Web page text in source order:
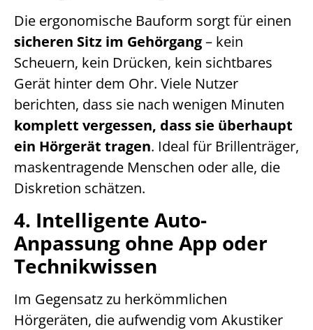
Die ergonomische Bauform sorgt für einen
sicheren Sitz im Gehörgang– kein
Scheuern, kein Drücken, kein sichtbares
Gerät hinter dem Ohr. Viele Nutzer
berichten, dass sie nach wenigen Minuten
komplett vergessen, dass sie überhaupt
ein Hörgerät tragen. Ideal für Brillenträger,
maskentragende Menschen oder alle, die
Diskretion schätzen.
4. Intelligente Auto-
Anpassung ohne App oder
Technikwissen
Im Gegensatz zu herkömmlichen
Hörgeräten, die aufwendig vom Akustiker